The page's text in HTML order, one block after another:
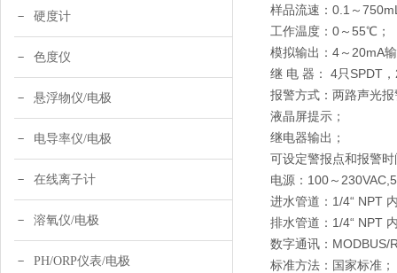
硬度计
色度仪
悬浮物仪/电极
电导率仪/电极
在线离子计
溶氧仪/电极
PH/ORP仪表/电极
样品流速：0.1～
工作温度：0～55℃；
模拟输出：4～20mA
继 电 器： 4只SPDT
报警方式：两路声光报
液晶屏提示；
继电器输出；
可设定警报点和报警时
电源：100～
进水管道：1/4“ NPT
排水管道：1/4“ NPT
数字通讯：MODBUS/
标准方法：国家标准；